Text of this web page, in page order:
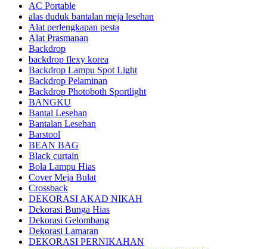
AC Portable
alas duduk bantalan meja lesehan
Alat perlengkapan pesta
Alat Prasmanan
Backdrop
backdrop flexy korea
Backdrop Lampu Spot Light
Backdrop Pelaminan
Backdrop Photoboth Sportlight
BANGKU
Bantal Lesehan
Bantalan Lesehan
Barstool
BEAN BAG
Black curtain
Bola Lampu Hias
Cover Meja Bulat
Crossback
DEKORASI AKAD NIKAH
Dekorasi Bunga Hias
Dekorasi Gelombang
Dekorasi Lamaran
DEKORASI PERNIKAHAN